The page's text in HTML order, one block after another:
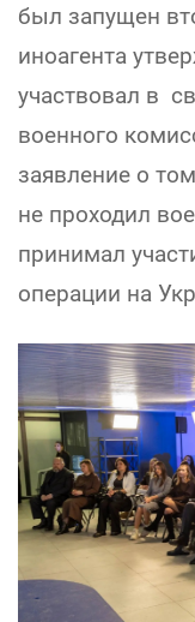
был запущен
иноагента
участвовал в
военного
заявление о
не проходил
принимал
операции на